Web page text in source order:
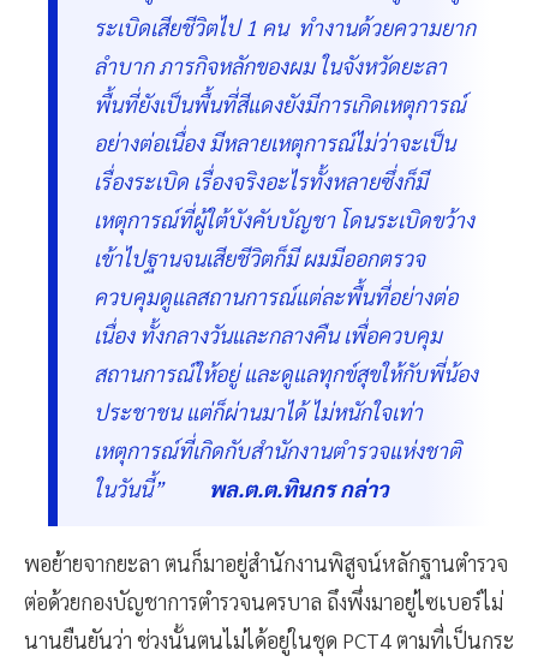
ระเบิดเสียชีวิตไป 1 คน ทำงานด้วยความยาก
ลำบาก ภารกิจหลักของผม ในจังหวัดยะลา
พื้นที่ยังเป็นพื้นที่สีแดงยังมีการเกิดเหตุการณ์
อย่างต่อเนื่อง มีหลายเหตุการณ์ไม่ว่าจะเป็น
เรื่องระเบิด เรื่องจริงอะไรทั้งหลายซึ่งก็มี
เหตุการณ์ที่ผู้ใต้บังคับบัญชา โดนระเบิดขว้าง
เข้าไปฐานจนเสียชีวิตก็มี ผมมีออกตรวจ
ควบคุมดูแลสถานการณ์แต่ละพื้นที่อย่างต่อ
เนื่อง ทั้งกลางวันและกลางคืน เพื่อควบคุม
สถานการณ์ให้อยู่ และดูแลทุกข์สุขให้กับพี่น้อง
ประชาชน แต่ก็ผ่านมาได้ ไม่หนักใจเท่า
เหตุการณ์ที่เกิดกับสำนักงานตำรวจแห่งชาติ
ในวันนี้”
พล.ต.ต.ทินกร กล่าว
พอย้ายจากยะลา ตนก็มาอยู่สำนักงานพิสูจน์หลักฐานตำรวจ
ต่อด้วยกองบัญชาการตำรวจนครบาล ถึงพึ่งมาอยู่ไซเบอร์ไม่
นานยืนยันว่า ช่วงนั้นตนไม่ได้อยู่ในชุด PCT4 ตามที่เป็นกระ